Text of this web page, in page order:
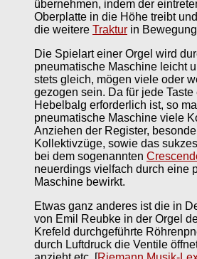
übernehmen, indem der
Oberplatte in die Höhe treibt
die weitere Traktur in
Die Spielart einer Orgel wird
pneumatische Maschine leicht
stets gleich, mögen viele oder
gezogen sein. Da für jede
Hebelbalg erforderlich ist, so
pneumatische Maschine viele
Anziehen der Register,
Kollektivzüge, sowie das
bei dem sogenannten
neuerdings vielfach durch eine
Maschine bewirkt.
Etwas ganz anderes ist die in
von Emil Reubke in der Orgel
Krefeld durchgeführte
durch Luftdruck die Ventile